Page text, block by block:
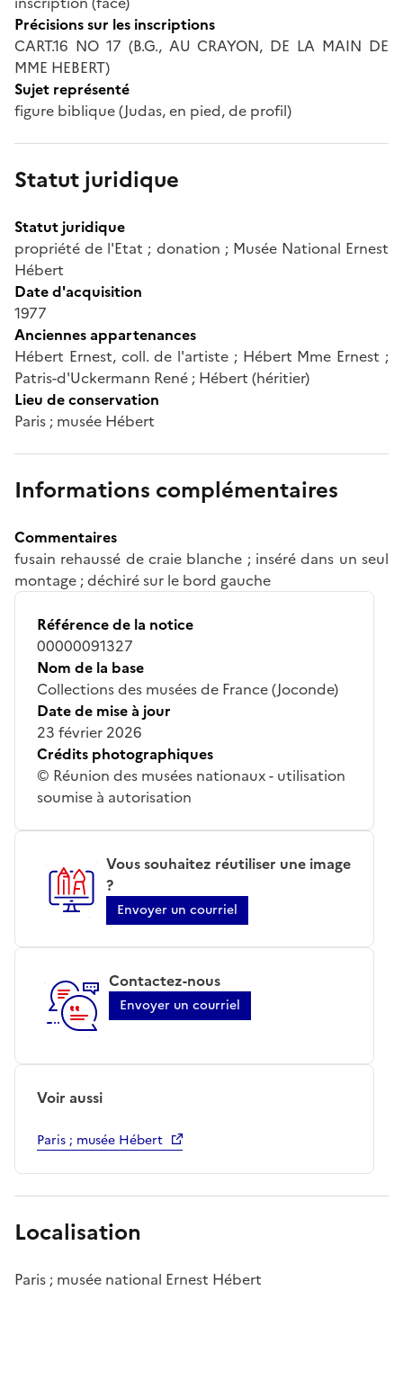
Précisions sur les inscriptions
CART.16 NO 17 (B.G., AU CRAYON, DE LA MAIN DE
MME HEBERT)
Sujet représenté
figure biblique (Judas, en pied, de profil)
Statut juridique
Statut juridique
propriété de l'Etat ; donation ; Musée National Ernest
Hébert
Date d'acquisition
1977
Anciennes appartenances
Hébert Ernest, coll. de l'artiste ; Hébert Mme Ernest ;
Patris-d'Uckermann René ; Hébert (héritier)
Lieu de conservation
Paris ; musée Hébert
Informations complémentaires
Commentaires
fusain rehaussé de craie blanche ; inséré dans un seul
montage ; déchiré sur le bord gauche
Référence de la notice
00000091327
Nom de la base
Collections des musées de France (Joconde)
Date de mise à jour
23 février 2026
Crédits photographiques
© Réunion des musées nationaux - utilisation
soumise à autorisation
Vous souhaitez réutiliser une image
?
Envoyer un courriel
Contactez-nous
Envoyer un courriel
Voir aussi
Paris ; musée Hébert
Localisation
Paris ; musée national Ernest Hébert